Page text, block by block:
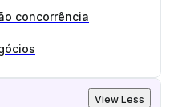
concorrência
View Less